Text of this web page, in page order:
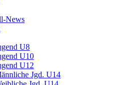
News
U8
U10
U12
Jgd. U14